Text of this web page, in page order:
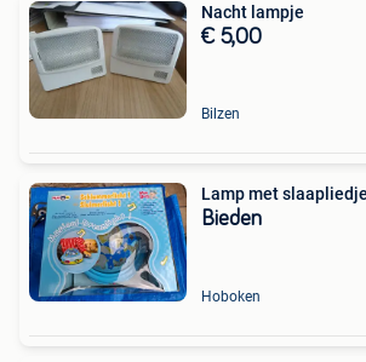
Nacht lampje
€ 5,00
Bilzen
Lamp met
Bieden
Hoboken